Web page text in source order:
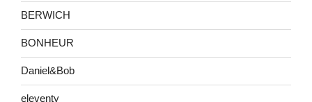
BERWICH
BONHEUR
Daniel&Bob
eleventy